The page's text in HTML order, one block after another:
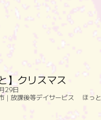
】クリスマス
29日
｜放課後等デイサービス ほっと